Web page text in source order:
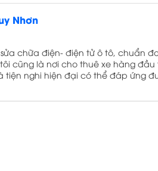
Nhơn
chữa điện- điện tử ô tô, chuẩn
cũng là nơi cho thuê xe hàng đầu
nghi hiện đại có thể đáp ứng